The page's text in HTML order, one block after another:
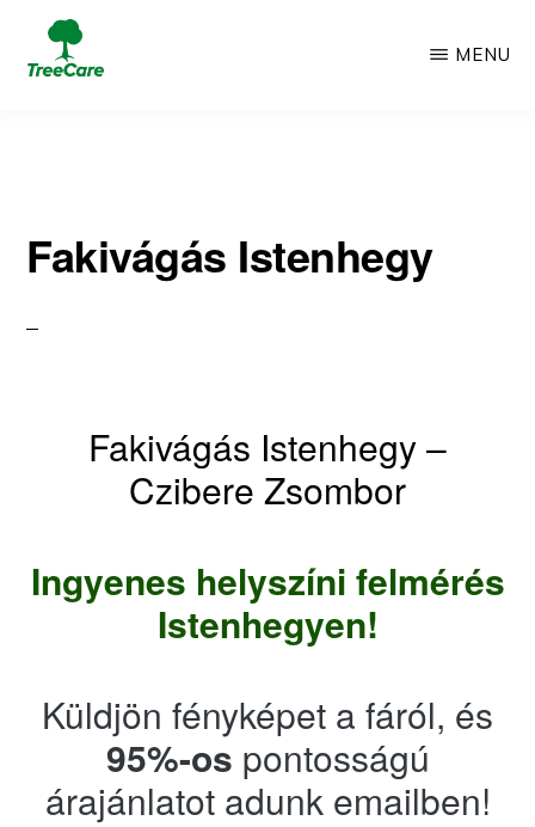
Skip
WordPress
oldal
MENU
Fakivágás Istenhegy
Fakivágás Istenhegy –
Czibere Zsombor
Ingyenes helyszíni felmérés
Istenhegyen!
Küldjön fényképet a fáról, és
95%-os pontosságú
árajánlatot adunk emailben!